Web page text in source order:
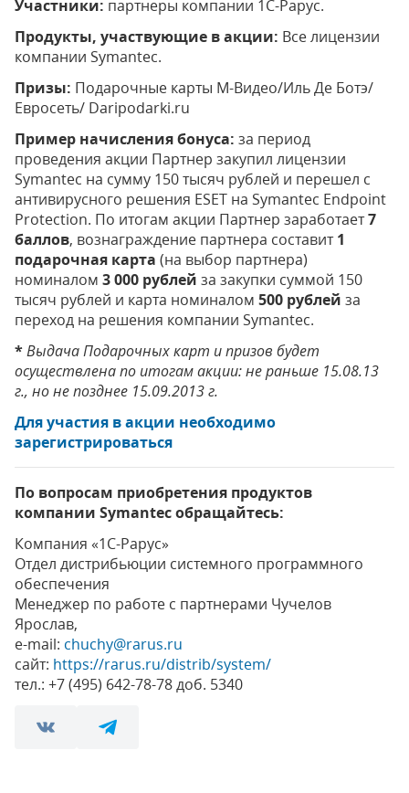
Участники: партнеры компании 1С-Рарус.
Продукты, участвующие в акции: Все лицензии
компании Symantec.
Призы: Подарочные карты М-Видео/Иль Де Ботэ/
Евросеть/ Daripodarki.ru
Пример начисления бонуса: за период
проведения акции Партнер закупил лицензии
Symantec на сумму 150 тысяч рублей и перешел с
антивирусного решения ESET на Symantec Endpoint
Protection. По итогам акции Партнер заработает7
баллов, вознаграждение партнера составит1
подарочная карта (на выбор партнера)
номиналом 3 000 рублей за закупки суммой 150
тысяч рублей и карта номиналом 500 рублей за
переход на решения компании Symantec.
*Выдача Подарочных карт и призов будет
осуществлена по итогам акции: не раньше 15.08.13
г., но не позднее 15.09.2013 г.
Для участия в акции необходимо
зарегистрироваться
По вопросам приобретения продуктов
компании Symantec обращайтесь:
Компания «1С-Рарус»
Отдел дистрибьюции системного программного
обеспечения
Менеджер по работе с партнерами Чучелов
Ярослав,
e-mail: chuchy@rarus.ru
сайт: https://rarus.ru/distrib/system/
тел.: +7 (495) 642-78-78 доб. 5340